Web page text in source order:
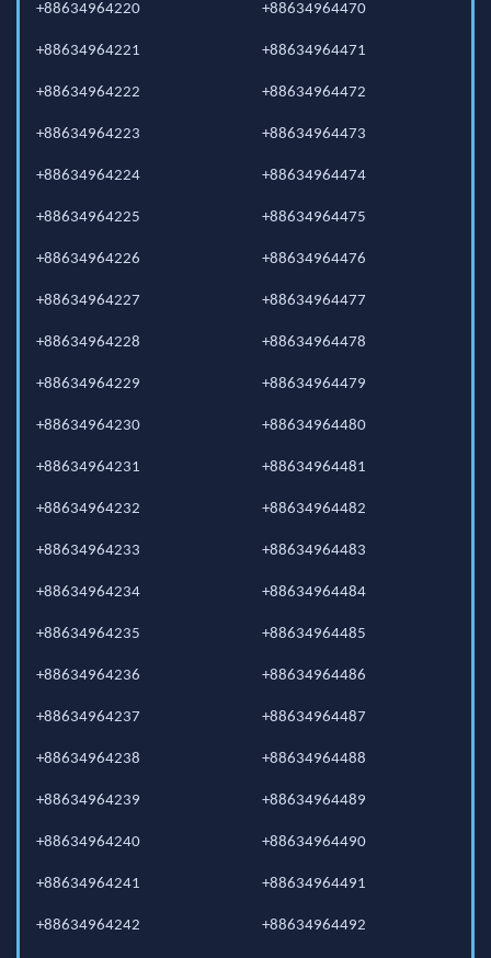
+88634964220
+88634964221
+88634964222
+88634964223
+88634964224
+88634964225
+88634964226
+88634964227
+88634964228
+88634964229
+88634964230
+88634964231
+88634964232
+88634964233
+88634964234
+88634964235
+88634964236
+88634964237
+88634964238
+88634964239
+88634964240
+88634964241
+88634964242
+88634964470
+88634964471
+88634964472
+88634964473
+88634964474
+88634964475
+88634964476
+88634964477
+88634964478
+88634964479
+88634964480
+88634964481
+88634964482
+88634964483
+88634964484
+88634964485
+88634964486
+88634964487
+88634964488
+88634964489
+88634964490
+88634964491
+88634964492